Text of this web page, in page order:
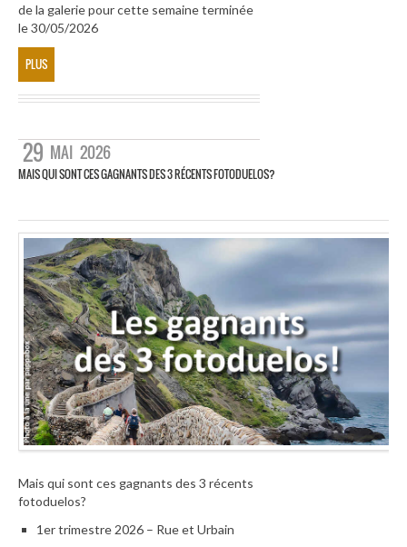
de la galerie pour cette semaine terminée
le 30/05/2026
PLUS
29 MAI 2026
MAIS QUI SONT CES GAGNANTS DES 3 RÉCENTS FOTODUELOS?
Mais qui sont ces gagnants des 3 récents
fotoduelos?
1er trimestre 2026 – Rue et Urbain